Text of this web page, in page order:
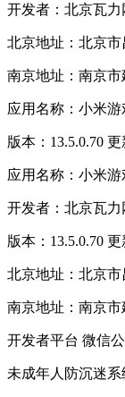
开发者：北京瓦力
北京地址：北京
南京地址：南京
应用名称：小米游
版本：13.5.0.70
应用名称：小米游
开发者：北京瓦力
版本：13.5.0.70
北京地址：北京
南京地址：南京
开发者平台 微信
未成年人防沉迷系